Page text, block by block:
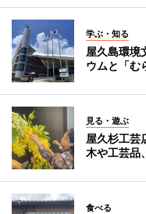
学ぶ・知る
屋久島環境
ウムと「む
見る・遊ぶ
屋久杉工
木や工芸品
食べる